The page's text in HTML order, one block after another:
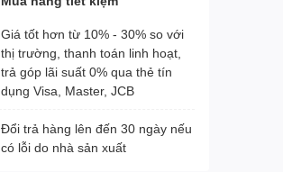
Giá tốt hơn từ 10% - 30% so với
thị trường, thanh toán linh hoạt,
trả góp lãi suất 0% qua thẻ tín
dụng Visa, Master, JCB
Đổi trả hàng lên đến 30 ngày nếu
có lỗi do nhà sản xuất